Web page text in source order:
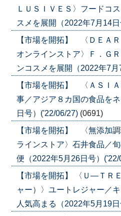
ＬＵＳＩＶＥＳ〉フードコ
スメを展開（2022年7月14
【市場を開拓】 〈ＤＥＡ
オンラインストア〉Ｆ．Ｇ
ンコスメを展開（2022年7
【市場を開拓】 〈ＡＳＩ
事／アジア８カ国の食品を
日号）('22/06/27) (0691)
【市場を開拓】 〈無添加
ラインストア〉石井食品／
便（2022年5月26日号）('22/
【市場を開拓】 〈Ｕ―ＴＲ
ャー）〉ユートレジャー／
人気高まる（2022年5月19